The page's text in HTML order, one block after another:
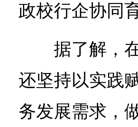
政校行企协同
据了解，
还坚持以实践
务发展需求，